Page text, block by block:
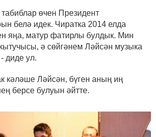
өчен Президент
белә идек. Чиратка 2014 елда
яңа, матур фатирлы булдык. Мин
ә сөйгәнем Ләйсән музыка
диде ул.
кәләше Ләйсән, бүген аның иң
берсе булуын әйтте.